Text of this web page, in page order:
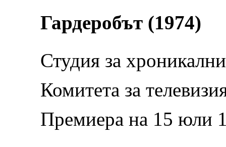
Гардеробът (1974)
Студия за
Комитетa за
Премиера на 15 юли